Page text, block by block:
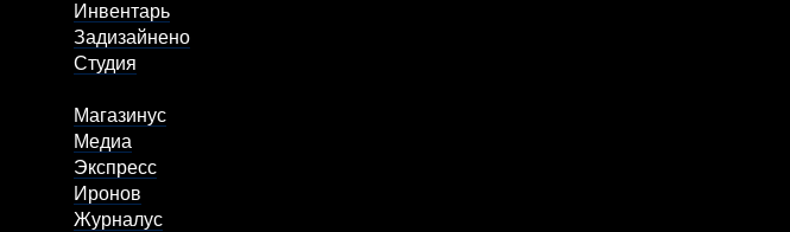
Инвентарь
Задизайнено
Студия
Магазинус
Медиа
Экспресс
Иронов
Журналус